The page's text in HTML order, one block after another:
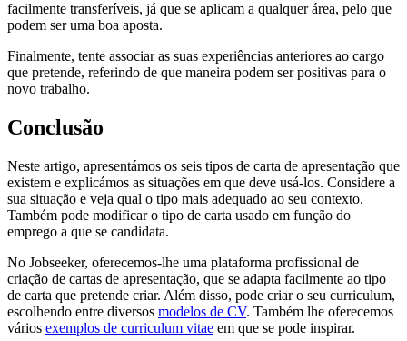
facilmente transferíveis, já que se aplicam a qualquer área, pelo que
podem ser uma boa aposta.
Finalmente, tente associar as suas experiências anteriores ao cargo
que pretende, referindo de que maneira podem ser positivas para o
novo trabalho.
Conclusão
Neste artigo, apresentámos os seis tipos de carta de apresentação que
existem e explicámos as situações em que deve usá-los. Considere a
sua situação e veja qual o tipo mais adequado ao seu contexto.
Também pode modificar o tipo de carta usado em função do
emprego a que se candidata.
No Jobseeker, oferecemos-lhe uma plataforma profissional de
criação de cartas de apresentação, que se adapta facilmente ao tipo
de carta que pretende criar. Além disso, pode criar o seu curriculum,
escolhendo entre diversos modelos de CV. Também lhe oferecemos
vários exemplos de curriculum vitae em que se pode inspirar.